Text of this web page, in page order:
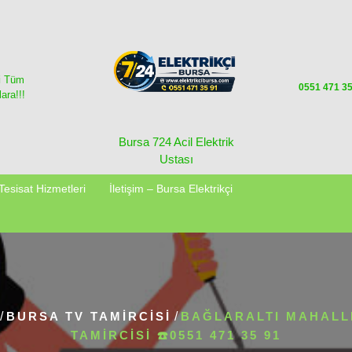
Tüm
Bursa 724 Acil Elektrik
Ustası
0551 471
Hizmetleri İletişim – Bursa Elektrikçi
/ BURSA TV TAMIRCISI /BAĞLARALTI
TAMIRCISI ☎️0551 471 35 91